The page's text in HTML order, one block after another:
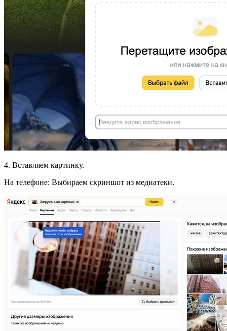
4. Вставляем картинку.
На телефоне: Выбираем скриншот из медиатеки.